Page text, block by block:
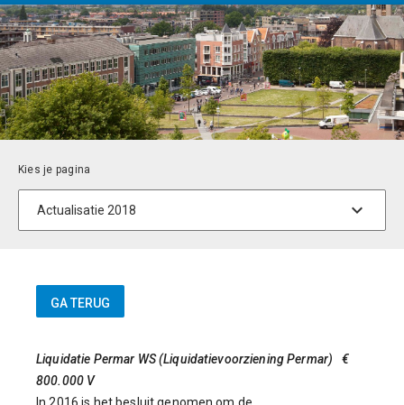
Liquidatie Permar WS (Liquidatievoorziening Permar) €
800.000 V